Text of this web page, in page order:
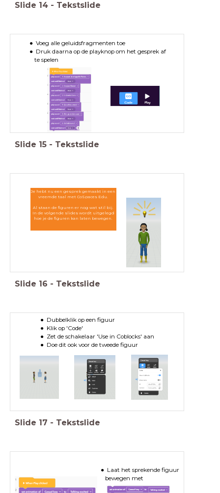
Slide 14 - Tekstslide
Voeg alle geluidsfragmenten toe
Druk daarna op de playknop om het gesprek af
te spelen
Slide 15 - Tekstslide
Je hebt nu een gesprek gemaakt in een
vreemde taal met CoSpaces Edu.
Al staan de figuren er nog wat stil bij.
In de volgende slides wordt uitgelegd
hoe je de figuren kan laten bewegen.
Slide 16 - Tekstslide
Dubbelklik op een figuur
Klik op 'Code'
Zet de schakelaar 'Use in Coblocks' aan
Doe dit ook voor de tweede figuur
Slide 17 - Tekstslide
Laat het sprekende figuur
bewegen met